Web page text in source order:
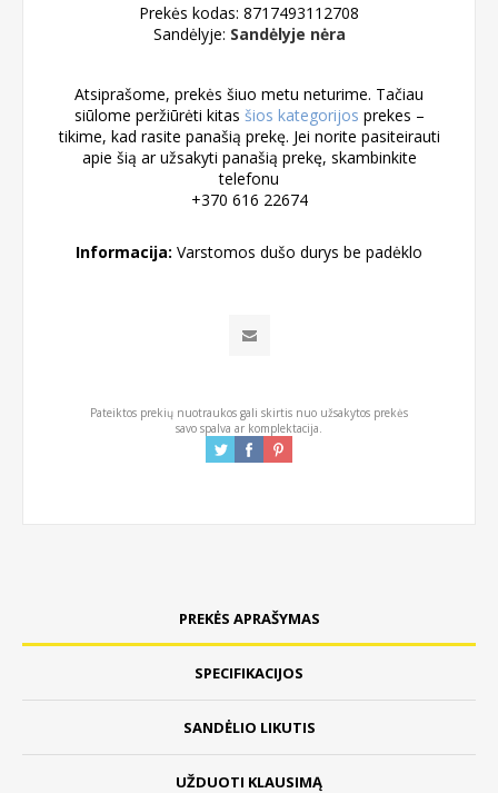
Prekės kodas: 8717493112708
Sandėlyje: Sandėlyje nėra
Atsiprašome, prekės šiuo metu neturime. Tačiau
siūlome peržiūrėti kitas šios kategorijos prekes –
tikime, kad rasite panašią prekę. Jei norite pasiteirauti
apie šią ar užsakyti panašią prekę, skambinkite
telefonu
+370 616 22674
Informacija: Varstomos dušo durys be padėklo
Pateiktos prekių nuotraukos gali skirtis nuo užsakytos prekės
savo spalva ar komplektacija.
PREKĖS APRAŠYMAS
SPECIFIKACIJOS
SANDĖLIO LIKUTIS
UŽDUOTI KLAUSIMĄ